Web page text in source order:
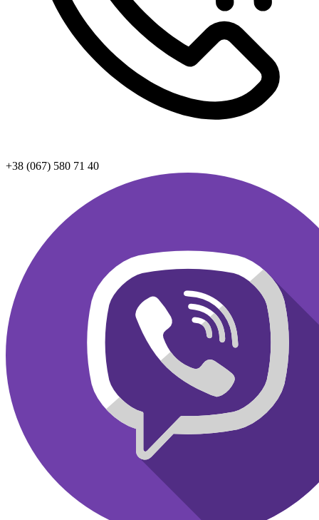
+38 (067) 580 71 40